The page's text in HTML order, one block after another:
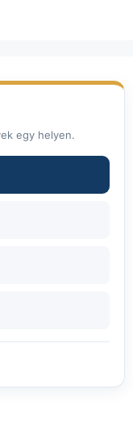
egy helyen.